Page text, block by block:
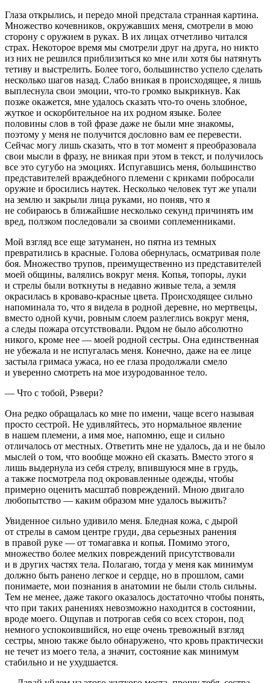
Глаза открылись, и передо мной предстала странная картина.
Множество кочевников, окружавших меня, смотрели в мою
сторону с оружием в руках. В их лицах отчетливо читался
страх. Некоторое время мы смотрели друг на друга, но никто
из них не решился приблизиться ко мне или хотя бы натянуть
тетиву и выстрелить. Более того, большинство успело сделать
несколько шагов назад. Слабо вникая в происходящее, я лишь
выплеснула свои эмоции, что-то громко выкрикнув. Как
позже окажется, мне удалось сказать что-то очень злобное,
жуткое и оскорбительное на их родном языке. Более
половины слов в той фразе даже не были мне знакомы,
поэтому у меня не получится дословно вам ее перевести.
Сейчас могу лишь сказать, что в тот момент я преобразовала
свои мысли в фразу, не вникая при этом в текст, и получилось
все это сугубо на эмоциях. Испугавшись меня, большинство
представителей враждебного племени с криками побросали
оружие и бросились наутек. Несколько человек тут же упали
на землю и закрыли лица руками, но поняв, что я
не собираюсь в ближайшие несколько секунд причинять им
вред, ползком последовали за своими соплеменниками.
Мой взгляд все еще затуманен, но пятна из темных
превратились в красные. Голова обернулась, осматривая поле
боя. Множество трупов, преимущественно из представителей
моей общины, валялись вокруг меня. Копья, топоры, луки
и стрелы были воткнуты в недавно живые тела, а земля
окрасилась в кроваво-красные цвета. Происходящее сильно
напоминала то, что я видела в родной деревне, но мертвецы,
вместо одной кучи, ровным слоем разлеглись вокруг меня,
а следы пожара отсутствовали. Рядом не было абсолютно
никого, кроме нее — моей родной сестры. Она единственная
не убежала и не испугалась меня. Конечно, даже на ее лице
застыла гримаса ужаса, но ее глаза продолжали смело
и уверенно смотреть на мое изуродованное тело.
— Что с тобой, Рэвери?
Она редко обращалась ко мне по имени, чаще всего называя
просто сестрой. Не удивляйтесь, это нормальное явление
в нашем племени, а имя мое, напомню, еще и сильно
отличалось от местных. Ответить мне не удалось, да и не было
мыслей о том, что вообще можно ей сказать. Вместо этого я
лишь выдернула из себя стрелу, впившуюся мне в грудь,
а также посмотрела под окровавленные одежды, чтобы
примерно оценить масштаб повреждений. Мною двигало
любопытство — каким образом мне удалось выжить?
Увиденное сильно удивило меня. Бледная кожа, с дырой
от стрелы в самом центре груди, два серьезных ранения
в правой руке — от томагавка и копья. Помимо этого,
множество более мелких повреждений присутствовали
и в других частях тела. Полагаю, тогда у меня как минимум
должно быть ранено легкое и сердце, но в прошлом, сами
понимаете, мои познания в анатомии не были столь сильны.
Тем не менее, даже такого оказалось достаточно чтобы понять,
что при таких ранениях невозможно находится в состоянии,
вроде моего. Ощупав и потрогав себя со всех сторон, под
немного успокоившийся, но еще очень тревожный взгляд
сестры, мною также было обнаружено, что кровь практически
не течет из моего тела, а значит, состояние как минимум
стабильно и не ухудшается.